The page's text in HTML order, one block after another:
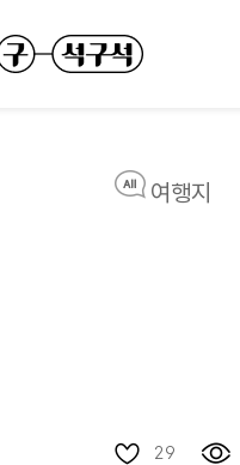
여행지
29